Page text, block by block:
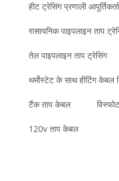
हीट ट्रेसिंग प्रणाली आपूर्तिकर्ता
रासायनिक पाइपलाइन ताप
तेल पाइपलाइन ताप ट्रेसिंग
थर्मोस्टेट के साथ हीटिंग केबल
टैंक ताप केबल
120v ताप केबल